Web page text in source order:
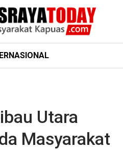
Utara
Masyarakat